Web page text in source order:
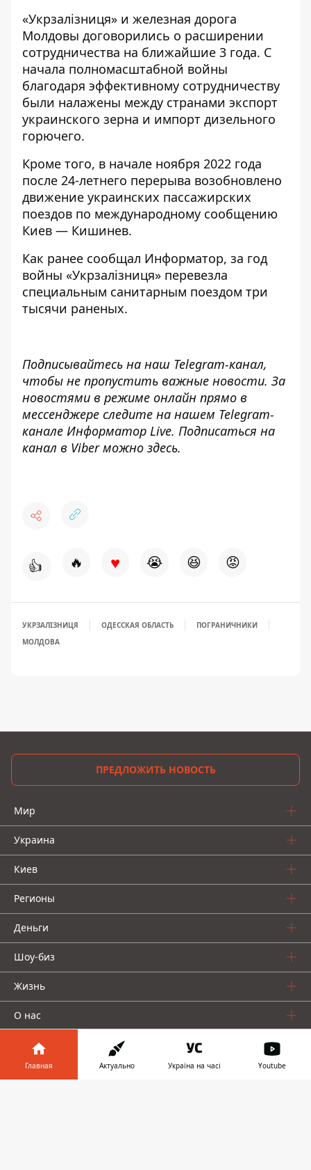
«Укрзалізниця» и железная дорога
Молдовы договорились о расширении
сотрудничества на ближайшие 3 года. С
начала полномасштабной войны
благодаря эффективному сотрудничеству
были налажены между странами экспорт
украинского зерна и импорт дизельного
горючего.
Кроме того, в начале ноября 2022 года
после 24-летнего перерыва возобновлено
движение украинских пассажирских
поездов по международному сообщению
Киев — Кишинев.
Как ранее сообщал Информатор, за год
войны «Укрзалізниця» перевезла
специальным санитарным поездом три
тысячи раненых.
Подписывайтесь на наш Telegram-канал,
чтобы не пропустить важные новости. За
новостями в режиме онлайн прямо в
мессенджере следите на нашем Telegram-
канале Информатор Live. Подписаться на
канал в Viber можно здесь.
👍 🔥 ♥ 😭 😆 😡
УКРЗАЛІЗНИЦЯ ОДЕССКАЯ ОБЛАСТЬ
ПОГРАНИЧНИКИ
МОЛДОВА
ПРЕДЛОЖИТЬ НОВОСТЬ
Мир
Украина
Киев
Регионы
Деньги
Шоу-биз
Жизнь
О нас
Главная Актуально Україна на часі Youtube